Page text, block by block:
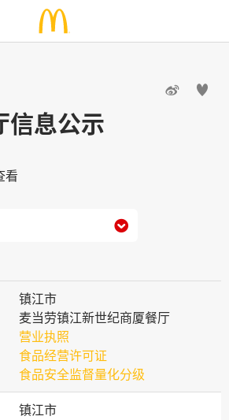
 
信息公示
看

镇江市
麦当劳镇江新世纪商厦餐厅
营业执照
食品经营许可证
食品安全监督量化分级
镇江市